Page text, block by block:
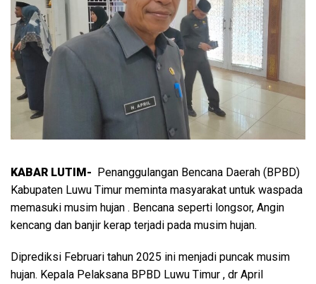
KABAR LUTIM- Penanggulangan Bencana Daerah (BPBD)
Kabupaten Luwu Timur meminta masyarakat untuk waspada
memasuki musim hujan . Bencana seperti longsor, Angin
kencang dan banjir kerap terjadi pada musim hujan.
Diprediksi Februari tahun 2025 ini menjadi puncak musim
hujan. Kepala Pelaksana BPBD Luwu Timur , dr April